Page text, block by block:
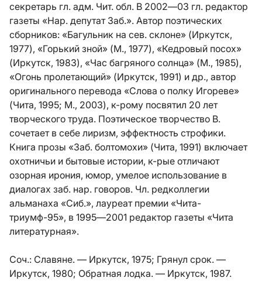
секретарь гл. адм. Чит. обл. В 2002—03 гл. редактор
газеты «Нар. депутат Заб.». Автор поэтических
сборников: «Багульник на сев. склоне» (Иркутск,
1977), «Горький зной» (М., 1977), «Кедровый посох»
(Иркутск, 1983), «Час багряного солнца» (М., 1985),
«Огонь пролетающий» (Иркутск, 1991) и др., автор
оригинального перевода «Слова о полку Игореве»
(Чита, 1995; М., 2003), к-рому посвятил 20 лет
творческого труда. Поэтическое творчество В.
сочетает в себе лиризм, эффектность строфики.
Книга прозы «Заб. болтомохи» (Чита, 1991) включает
охотничьи и бытовые истории, к-рые отличают
озорная ирония, юмор, умелое использование в
диалогах заб. нар. говоров. Чл. редколлегии
альманаха «Сиб.», лауреат премии «Чита-
триумф-95», в 1995—2001 редактор газеты «Чита
литературная».
Соч.: Славяне. — Иркутск, 1975; Грянул срок. —
Иркутск, 1980; Обратная лодка. — Иркутск, 1987.